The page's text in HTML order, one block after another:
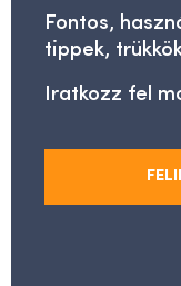
Fontos,
tippek,
Iratkozz fel